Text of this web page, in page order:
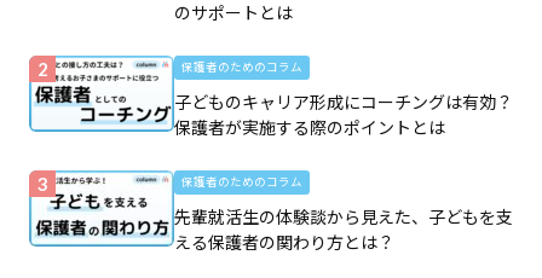
のサポートとは
保護者のためのコラム
子どものキャリア形成にコーチングは有効？
保護者が実施する際のポイントとは
保護者のためのコラム
先輩就活生の体験談から見えた、子どもを支
える保護者の関わり方とは？